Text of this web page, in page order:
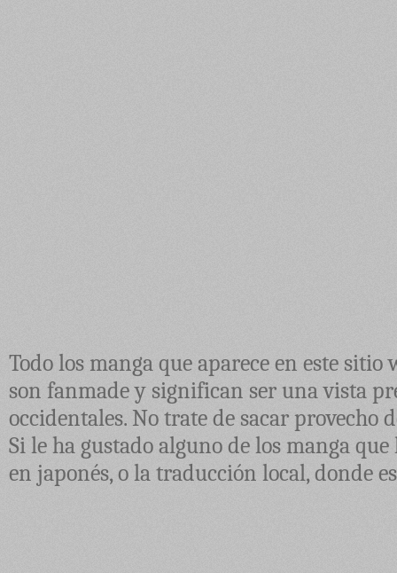
Todo los manga que aparece en este
son fanmade y significan ser una vista
occidentales. No trate de sacar provecho
Si le ha gustado alguno de los manga
en japonés, o la traducción local, donde